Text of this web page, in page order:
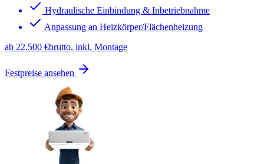
Hydraulische Einbindung & Inbetriebnahme
Anpassung an Heizkörper/Flächenheizung
ab 22.500 €brutto, inkl. Montage
Festpreise ansehen